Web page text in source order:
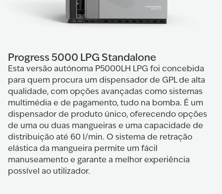
Progress 5000 LPG Standalone
Esta versão autónoma P5000LH LPG foi concebida
para quem procura um dispensador de GPL de alta
qualidade, com opções avançadas como sistemas
multimédia e de pagamento, tudo na bomba. É um
dispensador de produto único, oferecendo opções
de uma ou duas mangueiras e uma capacidade de
distribuição até 60 l/min. O sistema de retração
elástica da mangueira permite um fácil
manuseamento e garante a melhor experiência
possível ao utilizador.